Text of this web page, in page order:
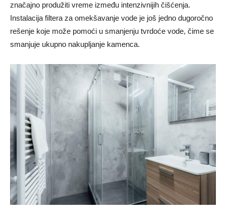
značajno produžiti vreme između intenzivnijih čišćenja.
Instalacija filtera za omekšavanje vode je još jedno dugoročno
rešenje koje može pomoći u smanjenju tvrdoće vode, čime se
smanjuje ukupno nakupljanje kamenca.